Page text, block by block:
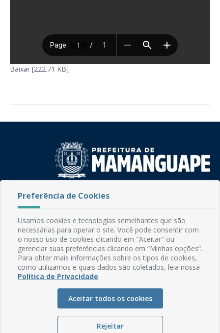
Baixar [222.71 KB]
Rua do Imperador, 78, Centro
CEP: 58.280-000 - Mamanguape/PB
Email: comunicacao@mamanguape.pb.gov.br
Expediente: Segunda à Sexta, das 08h às 13h
Mapa do Site
Perguntas frequentes
Manual de Navegação
Glossário
Ouvidoria
Serviços Internos
Preferência de Cookies
Usamos cookies e tecnologias semelhantes que são
necessárias para operar o site. Você pode consentir com
o nosso uso de cookies clicando em "Aceitar" ou
gerenciar suas preferências clicando em “Minhas opções”.
Para obter mais informações sobre os tipos de cookies,
como utilizamos e quais dados são coletados, leia nossa
Política de Privacidade.
Aceitar todos os cookies
Rejeitar